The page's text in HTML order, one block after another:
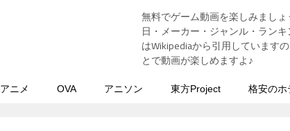
無料でゲーム動画を楽しみまし
日・メーカー・ジャンル・ラン
はWikipediaから引用しています
とで動画が楽しめますよ♪
アニメ OVA アニソン 東方Project 格安のホ